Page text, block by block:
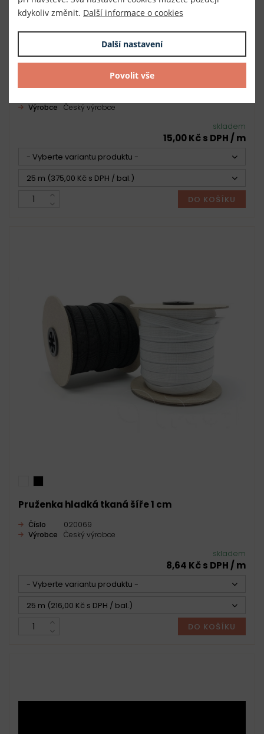
Pruženka hladká tkaná šíře 2,5 cm
Výrobce
Český výrobce
skladem
15,00 Kč s DPH / m
- Vyberte variantu produktu -
25 m (375,00 Kč s DPH / bal.)
DO KOŠÍKU
Pruženka hladká tkaná šíře 1 cm
Číslo
020069
Výrobce
Český výrobce
skladem
8,64 Kč s DPH / m
- Vyberte variantu produktu -
25 m (216,00 Kč s DPH / bal.)
DO KOŠÍKU
kdykoliv změnit. Další informace o cookies
Další nastavení
Povolit vše